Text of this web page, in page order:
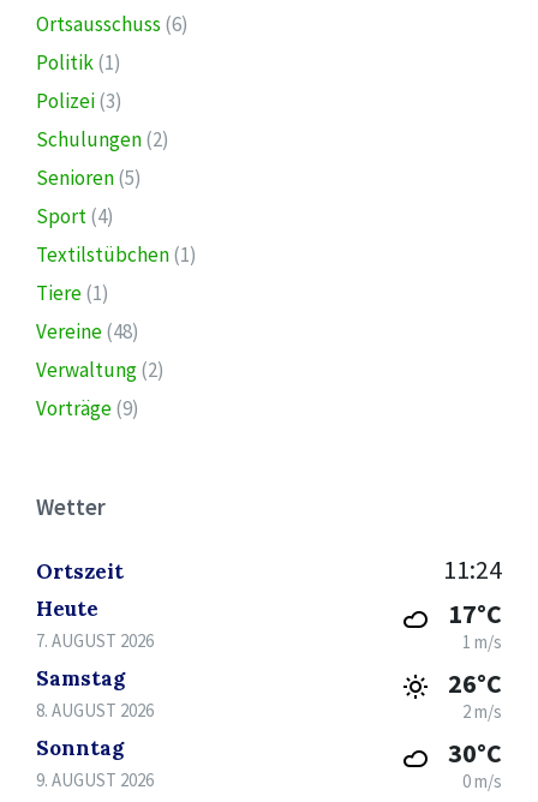
Ortsausschuss (6)
Politik(1)
Polizei(3)
Schulungen(2)
Senioren(5)
Sport(4)
Textilstübchen(1)
Tiere(1)
Vereine(48)
Verwaltung(2)
Vorträge(9)
Wetter
Ortszeit 11:24
Heute
7. AUGUST 2026
17°C
1 m/s
Samstag
8. AUGUST 2026
26°C
2 m/s
Sonntag
9. AUGUST 2026
30°C
0 m/s